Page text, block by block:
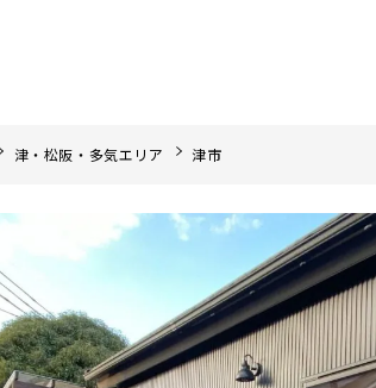
津・松阪・多気エリア 津市